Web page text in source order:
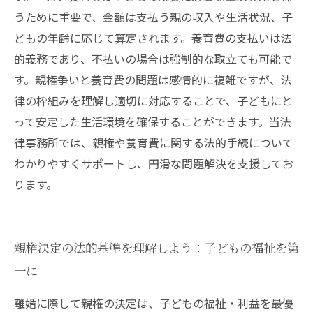
対応完全ガイド
うために重要で、金額は支払う親の収入や生活状況、子
どもの年齢に応じて算定されます。養育費の支払いは法
的義務であり、不払いの場合は強制的な取立ても可能で
す。親権争いと養育費の問題は感情的に複雑ですが、法
律の枠組みを理解し適切に対応することで、子どもにと
って安定した生活環境を確保することができます。当法
律事務所では、親権や養育費に関する法的手続について
わかりやすくサポートし、円滑な問題解決を支援してお
ります。
親権決定の法的基準を理解しよう：子どもの福祉を第
一に
離婚に際して親権の決定は、子どもの福祉・利益を最優